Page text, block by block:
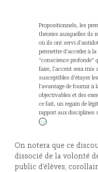
Propositionnels, les
théories auxquelles ils
où ils ont servi
permettre d’accéder à
"conscience profonde"
faire, l’accent sera mis
susceptibles d’étayer
l’avantage de fournir à
objectivables et des
ce fait, un regain de
rapport aux disciplines
13
On notera que ce
dissocié de la volonté
public d’élèves,